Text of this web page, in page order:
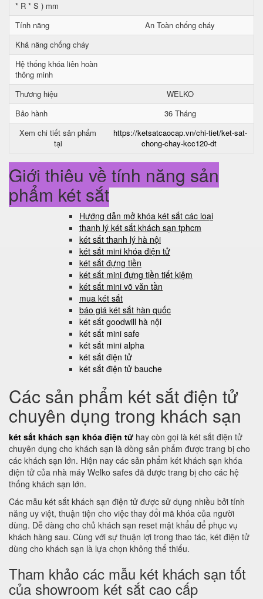
* R * S ) mm
Tính năng
An Toàn chống cháy
Khả năng chống cháy
Hệ thống khóa liên hoàn
thông minh
Thương hiệu
WELKO
Bảo hành
36 Tháng
Xem chi tiết sản phẩm
tại
https://ketsatcaocap.vn/chi-tiet/ket-sat-
chong-chay-kcc120-dt
Giới thiệu về tính năng sản
phẩm két sắt
Hướng dẫn mở khóa két sắt các loại
thanh lý két sắt khách sạn tphcm
két sắt thanh lý hà nội
két sắt mini khóa điện tử
két sắt đựng tiền
két sắt mini đựng tiền tiết kiệm
két sắt mini võ văn tần
mua két sắt
báo giá két sắt hàn quốc
két sắt goodwill hà nội
két sắt mini safe
két sắt mini alpha
két sắt điện tử
két sắt điện tử bauche
Các sản phẩm két sắt điện tử
chuyên dụng trong khách sạn
két sắt khách sạn khóa điện tử hay còn gọi là két sắt điện tử
chuyên dụng cho khách sạn là dòng sản phẩm được trang bị cho
các khách sạn lớn. Hiện nay các sản phẩm két khách sạn khóa
điện tử của nhà máy Welko safes đã được trang bị cho các hệ
thống khách sạn lớn.
Các mẫu két sắt khách sạn điện tử được sử dụng nhiều bởi tính
năng uy việt, thuận tiện cho việc thay đổi mã khóa của người
dùng. Dễ dàng cho chủ khách sạn reset mật khẩu để phục vụ
khách hàng sau. Cùng với sự thuận lợi trong thao tác, két điện tử
dùng cho khách sạn là lựa chọn không thể thiếu.
Tham khảo các mẫu két khách sạn tốt
của showroom két sắt cao cấp